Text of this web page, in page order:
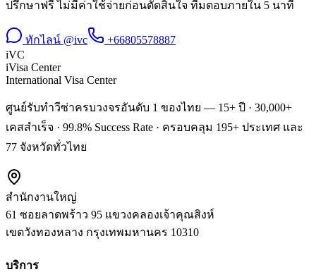
ปรึกษาฟรี ไม่มีค่าใช้จ่ายก่อนตัดสินใจ ทีมตอบภายใน 5 นาที
ทักไลน์ @ivc
+66805578887
iVC
iVisa Center
International Visa Center
ศูนย์รับทำวีซ่าครบวงจรอันดับ 1 ของไทย — 15+ ปี · 30,000+
เคสสำเร็จ · 99.8% Success Rate · ครอบคลุม 195+ ประเทศ และ
77 จังหวัดทั่วไทย
สำนักงานใหญ่
61 ซอยลาดพร้าว 95 แขวงคลองเจ้าคุณสิงห์
เขตวังทองหลาง กรุงเทพมหานคร 10310
บริการ